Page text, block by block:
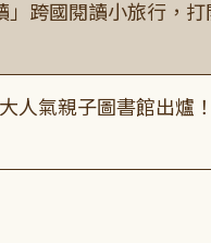
」跨國閱讀小旅行，
人氣親子圖書館出爐